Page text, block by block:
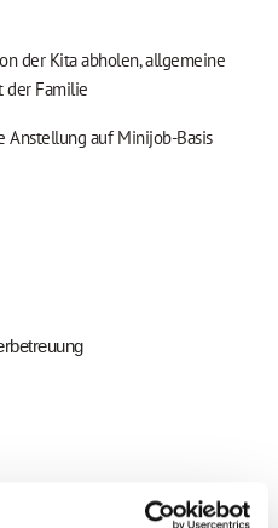
der Kita abholen, allgemeine
der Familie
Anstellung auf Minijob-Basis